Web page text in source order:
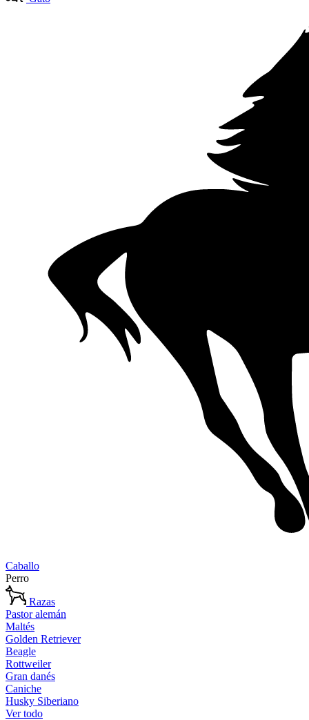
Caballo
Perro
Razas
Pastor alemán
Maltés
Golden Retriever
Beagle
Rottweiler
Gran danés
Caniche
Husky Siberiano
Ver todo